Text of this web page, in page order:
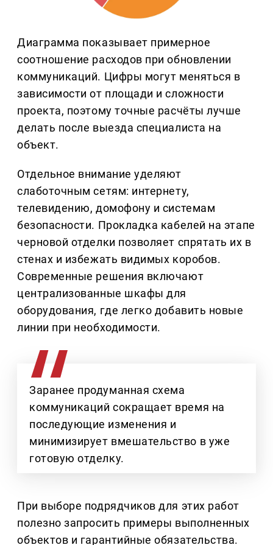
Диаграмма показывает примерное
соотношение расходов при обновлении
коммуникаций. Цифры могут меняться в
зависимости от площади и сложности
проекта, поэтому точные расчёты лучше
делать после выезда специалиста на
объект.
Отдельное внимание уделяют
слаботочным сетям: интернету,
телевидению, домофону и системам
безопасности. Прокладка кабелей на этапе
черновой отделки позволяет спрятать их в
стенах и избежать видимых коробов.
Современные решения включают
централизованные шкафы для
оборудования, где легко добавить новые
линии при необходимости.
Заранее продуманная схема
коммуникаций сокращает время на
последующие изменения и
минимизирует вмешательство в уже
готовую отделку.
При выборе подрядчиков для этих работ
полезно запросить примеры выполненных
объектов и гарантийные обязательства.